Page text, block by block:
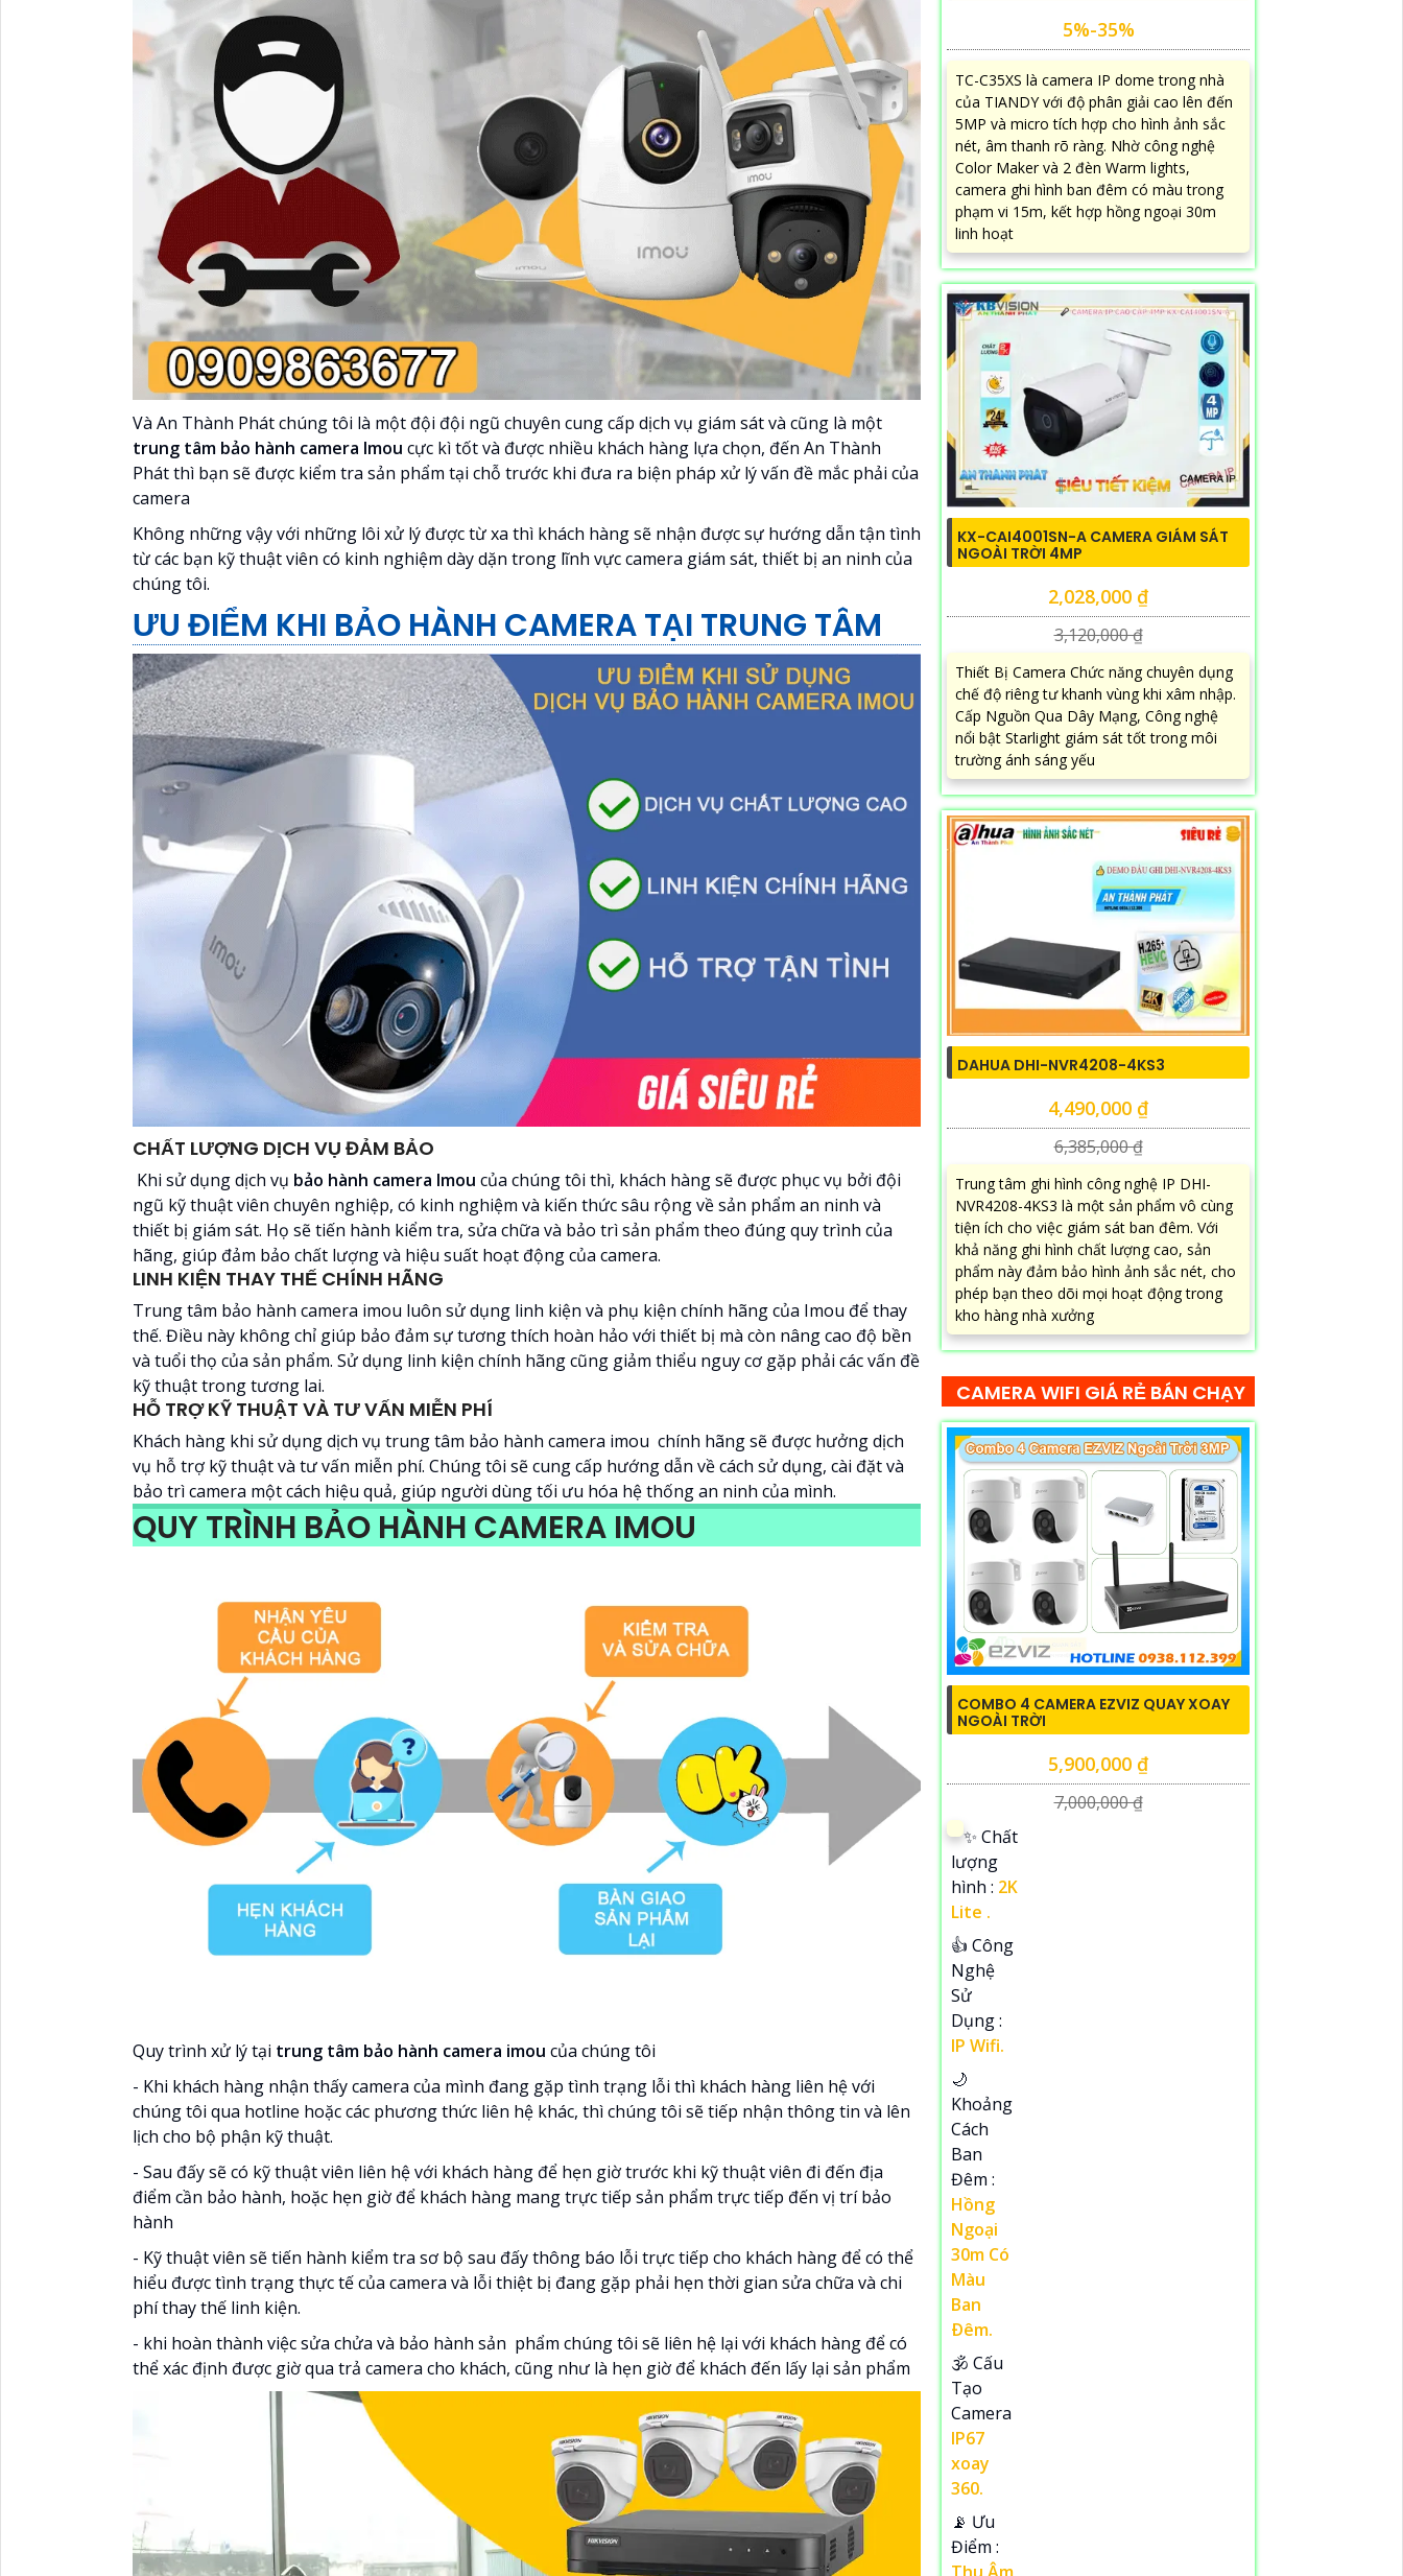
Và An Thành Phát chúng tôi là một đội đội ngũ chuyên cung cấp dịch vụ giám sát và cũng là một
trung tâm bảo hành camera Imou cực kì tốt và được nhiều khách hàng lựa chọn, đến An Thành
Phát thì bạn sẽ được kiểm tra sản phẩm tại chỗ trước khi đưa ra biện pháp xử lý vấn đề mắc phải của
camera
Không những vậy với những lôi xử lý được từ xa thì khách hàng sẽ nhận được sự hướng dẫn tận tình
từ các bạn kỹ thuật viên có kinh nghiệm dày dặn trong lĩnh vực camera giám sát, thiết bị an ninh của
chúng tôi.
ƯU ĐIỂM KHI BẢO HÀNH CAMERA TẠI TRUNG TÂM
CHẤT LƯỢNG DỊCH VỤ ĐẢM BẢO
Khi sử dụng dịch vụ bảo hành camera Imou của chúng tôi thì, khách hàng sẽ được phục vụ bởi đội
ngũ kỹ thuật viên chuyên nghiệp, có kinh nghiệm và kiến thức sâu rộng về sản phẩm an ninh và
thiết bị giám sát. Họ sẽ tiến hành kiểm tra, sửa chữa và bảo trì sản phẩm theo đúng quy trình của
hãng, giúp đảm bảo chất lượng và hiệu suất hoạt động của camera.
LINH KIỆN THAY THẾ CHÍNH HÃNG
Trung tâm bảo hành camera imou luôn sử dụng linh kiện và phụ kiện chính hãng của Imou để thay
thế. Điều này không chỉ giúp bảo đảm sự tương thích hoàn hảo với thiết bị mà còn nâng cao độ bền
và tuổi thọ của sản phẩm. Sử dụng linh kiện chính hãng cũng giảm thiểu nguy cơ gặp phải các vấn đề
kỹ thuật trong tương lai.
HỖ TRỢ KỸ THUẬT VÀ TƯ VẤN MIỄN PHÍ
Khách hàng khi sử dụng dịch vụ trung tâm bảo hành camera imou chính hãng sẽ được hưởng dịch
vụ hỗ trợ kỹ thuật và tư vấn miễn phí. Chúng tôi sẽ cung cấp hướng dẫn về cách sử dụng, cài đặt và
bảo trì camera một cách hiệu quả, giúp người dùng tối ưu hóa hệ thống an ninh của mình.
QUY TRÌNH BẢO HÀNH CAMERA IMOU
Quy trình xử lý tại trung tâm bảo hành camera imou của chúng tôi
- Khi khách hàng nhận thấy camera của mình đang gặp tình trạng lỗi thì khách hàng liên hệ với
chúng tôi qua hotline hoặc các phương thức liên hệ khác, thì chúng tôi sẽ tiếp nhận thông tin và lên
lịch cho bộ phận kỹ thuật.
- Sau đấy sẽ có kỹ thuật viên liên hệ với khách hàng để hẹn giờ trước khi kỹ thuật viên đi đến địa
điểm cần bảo hành, hoặc hẹn giờ để khách hàng mang trực tiếp sản phẩm trực tiếp đến vị trí bảo
hành
- Kỹ thuật viên sẽ tiến hành kiểm tra sơ bộ sau đấy thông báo lỗi trực tiếp cho khách hàng để có thể
hiểu được tình trạng thực tế của camera và lỗi thiệt bị đang gặp phải hẹn thời gian sửa chữa và chi
phí thay thế linh kiện.
- khi hoàn thành việc sửa chửa và bảo hành sản phẩm chúng tôi sẽ liên hệ lại với khách hàng để có
thể xác định được giờ qua trả camera cho khách, cũng như là hẹn giờ để khách đến lấy lại sản phẩm
5%-35%
TC-C35XS là camera IP dome trong nhà
của TIANDY với độ phân giải cao lên đến
5MP và micro tích hợp cho hình ảnh sắc
nét, âm thanh rõ ràng. Nhờ công nghệ
Color Maker và 2 đèn Warm lights,
camera ghi hình ban đêm có màu trong
phạm vi 15m, kết hợp hồng ngoại 30m
linh hoạt
KX-CAI4001SN-A CAMERA GIÁM SÁT
NGOÀI TRỜI 4MP
2,028,000 ₫
3,120,000 ₫
Thiết Bị Camera Chức năng chuyên dụng
chế độ riêng tư khanh vùng khi xâm nhập.
Cấp Nguồn Qua Dây Mạng, Công nghệ
nổi bật Starlight giám sát tốt trong môi
trường ánh sáng yếu
DAHUA DHI-NVR4208-4KS3
4,490,000 ₫
6,385,000 ₫
Trung tâm ghi hình công nghệ IP DHI-
NVR4208-4KS3 là một sản phẩm vô cùng
tiện ích cho việc giám sát ban đêm. Với
khả năng ghi hình chất lượng cao, sản
phẩm này đảm bảo hình ảnh sắc nét, cho
phép bạn theo dõi mọi hoạt động trong
kho hàng nhà xưởng
CAMERA WIFI GIÁ RẺ BÁN CHẠY
COMBO 4 CAMERA EZVIZ QUAY XOAY
NGOÀI TRỜI
5,900,000 ₫
7,000,000 ₫
✨ Chất
lượng
hình : 2K
Lite .
👍 Công
Nghệ
Sử
Dụng :
IP Wifi.
🌙
Khoảng
Cách
Ban
Đêm :
Hồng
Ngoại
30m Có
Màu
Ban
Ðêm.
🕉️ Cấu
Tạo
Camera
IP67
xoay
360.
️📡 Ưu
Điểm :